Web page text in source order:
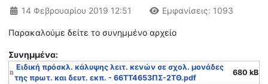
Λεπτομέρειες
14 Φεβρουαρίου 2019 12:51 Εμφανίσεις: 1093
Παρακαλούμε δείτε το συνημμένο αρχείο
Συνημμένα:
Ειδική πρόσκλ. κάλυψης λειτ. κενών σε σχολ. μονάδες
της πρωτ. και δευτ. εκπ. - 66ΤΤ4653ΠΣ-2ΤΘ.pdf
680 kB